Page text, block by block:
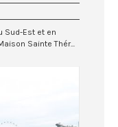
Sud-Est et en
Sainte Thér...